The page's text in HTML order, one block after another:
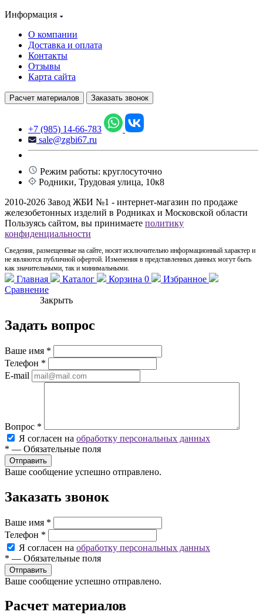
Информация
О компании
Доставка и оплата
Контакты
Отзывы
Карта сайта
Расчет материалов Заказать звонок
+7 (985) 14-66-783
sale@zgbi67.ru
Режим работы: круглосуточно
Родники, Трудовая улица, 10к8
2010-2026 Завод ЖБИ №1 - интернет-магазин по продаже
железобетонных изделий в Родниках и Московской области
Пользуясь сайтом, вы принимаете политику
конфиденциальности
Сведения, размещенные на сайте, носят исключительно информационный характер и
не являются публичной офертой. Изменения в представленных данных могут быть
как значительными, так и минимальными.
Главная Каталог Корзина 0
Избранное
Сравнение
Закрыть
Задать вопрос
Ваше имя *
Телефон *
E-mail
Вопрос *
Я согласен на обработку персональных данных
* — Обязательные поля
Ваше сообщение успешно отправлено.
Заказать звонок
Ваше имя *
Телефон *
Я согласен на обработку персональных данных
* — Обязательные поля
Ваше сообщение успешно отправлено.
Расчет материалов